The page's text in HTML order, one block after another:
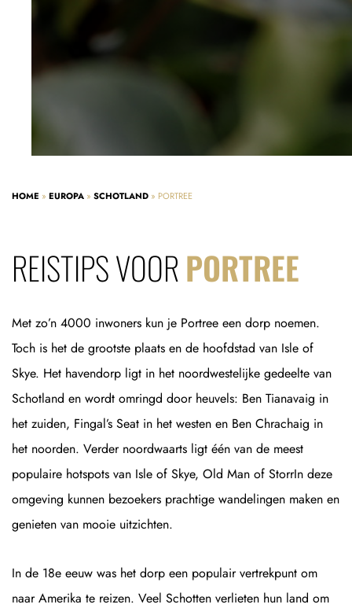
HOME » EUROPA » SCHOTLAND » PORTREE
REISTIPS VOOR PORTREE
Met zo’n 4000 inwoners kun je Portree een dorp noemen.
Toch is het de grootste plaats en de hoofdstad van Isle of
Skye. Het havendorp ligt in het noordwestelijke gedeelte van
Schotland en wordt omringd door heuvels: Ben Tianavaig in
het zuiden, Fingal’s Seat in het westen en Ben Chrachaig in
het noorden. Verder noordwaarts ligt één van de meest
populaire hotspots van Isle of Skye, Old Man of StorrIn deze
omgeving kunnen bezoekers prachtige wandelingen maken en
genieten van mooie uitzichten.
In de 18e eeuw was het dorp een populair vertrekpunt om
naar Amerika te reizen. Veel Schotten verlieten hun land om